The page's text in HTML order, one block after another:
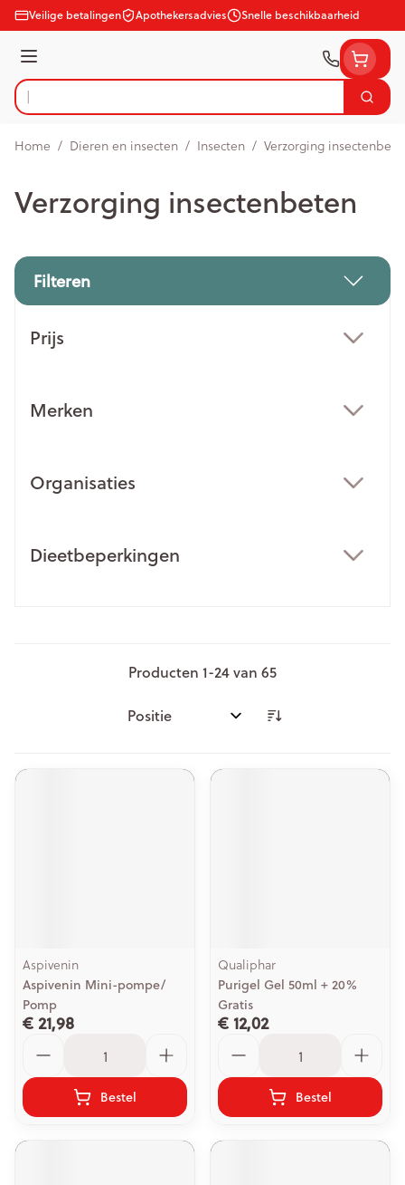
Ga naar de inhoud
Veilige betalingen Apothekersadvies Snelle beschikbaarheid
Menu
Product, merk, categorie...
Zoek
Home / Dieren en insecten / Insecten / Verzorging
Verzorging insectenbeten
Filteren
Prijs
Merken
Organisaties
Dieetbeperkingen
Producten 1-24van 65
Sorteer op:
Aspivenin
Aspivenin Mini-pompe/
Pomp
€ 21,98
Bestel
Qualiphar
Purigel Gel 50ml + 20%
Gratis
€ 12,02
Bestel